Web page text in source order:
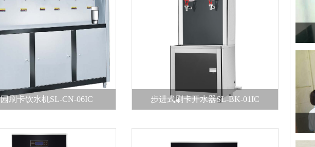
刷卡饮水机SL-CN-06IC 步进式刷卡开水器SL-BK-01IC
过保持者